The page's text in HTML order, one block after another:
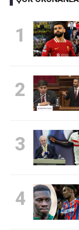
1
2
3
4